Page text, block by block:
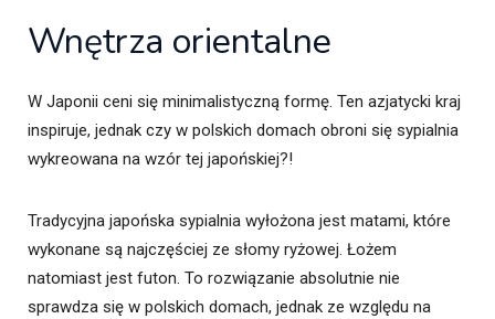
Wnętrza orientalne
W Japonii ceni się minimalistyczną formę. Ten azjatycki kraj
inspiruje, jednak czy w polskich domach obroni się sypialnia
wykreowana na wzór tej japońskiej?!
Tradycyjna japońska sypialnia wyłożona jest matami, które
wykonane są najczęściej ze słomy ryżowej. Łożem
natomiast jest futon. To rozwiązanie absolutnie nie
sprawdza się w polskich domach, jednak ze względu na